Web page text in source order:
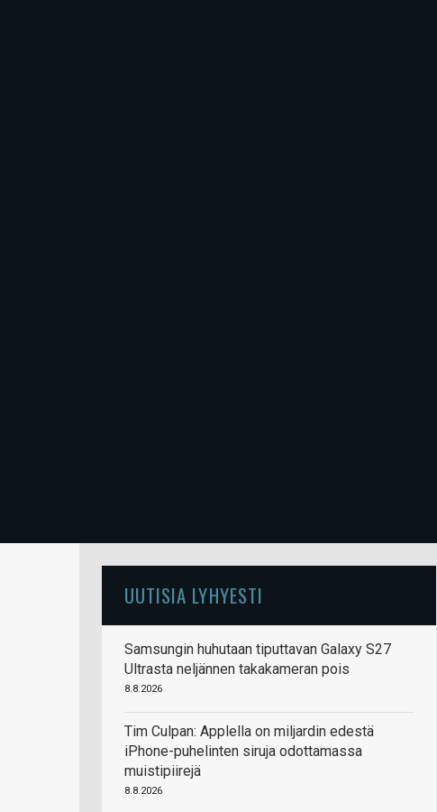
UUTISIA LYHYESTI
Samsungin huhutaan tiputtavan Galaxy S27
Ultrasta neljännen takakameran pois
8.8.2026
Tim Culpan: Applella on miljardin edestä
iPhone-puhelinten siruja odottamassa
muistipiirejä
8.8.2026